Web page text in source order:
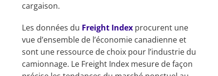
cargaison.
Les données du Freight Indexprocurent une
vue d’ensemble de l’économie canadienne et
sont une ressource de choix pour l’industrie du
camionnage. Le Freight Index mesure de façon